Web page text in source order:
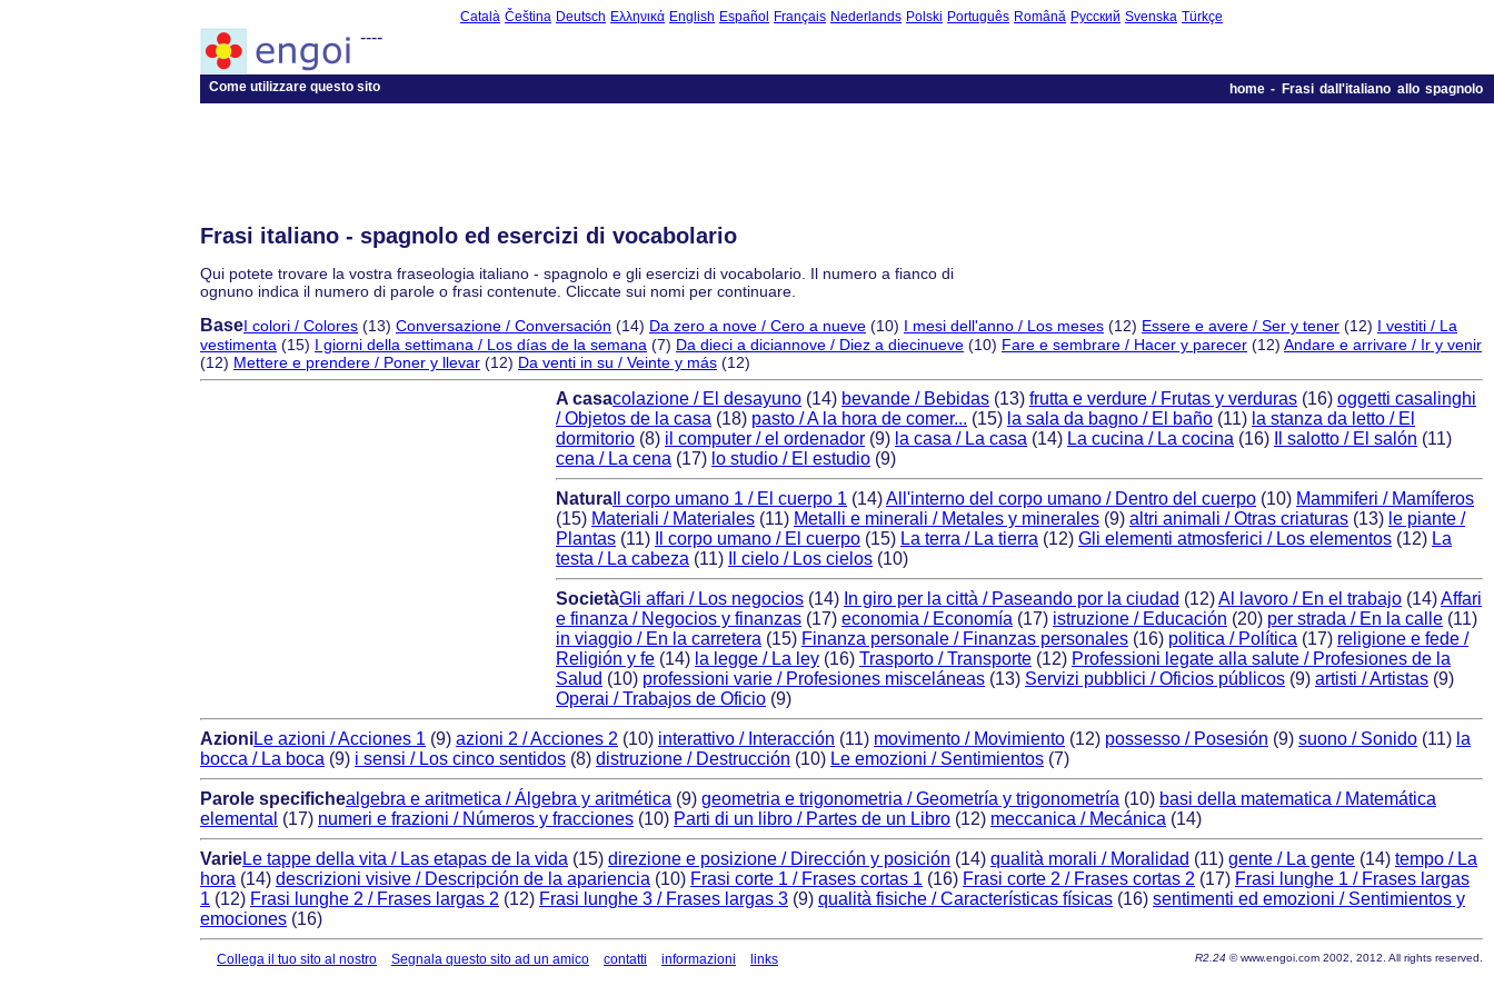
Català Čeština Deutsch Ελληνικά English Español Français Nederlands Polski Português Română Русский Svenska Türkçe
----
Come utilizzare questo sito home- Frasi dall'italiano allo spagnolo
Frasi italiano - spagnolo ed esercizi di vocabolario
Qui potete trovare la vostra fraseologia italiano - spagnolo e gli esercizi di vocabolario. Il numero a fianco di
ognuno indica il numero di parole o frasi contenute. Cliccate sui nomi per continuare.
BaseI colori / Colores (13) Conversazione / Conversación (14) Da zero a nove / Cero a nueve (10) I mesi dell'anno / Los meses (12) Essere e avere / Ser y tener (12) I vestiti / La
vestimenta (15) I giorni della settimana / Los días de la semana (7) Da dieci a diciannove / Diez a diecinueve (10) Fare e sembrare / Hacer y parecer (12) Andare e arrivare / Ir y venir
(12) Mettere e prendere / Poner y llevar (12) Da venti in su / Veinte y más (12)
A casacolazione / El desayuno (14) bevande / Bebidas (13) frutta e verdure / Frutas y verduras (16) oggetti casalinghi
/ Objetos de la casa (18) pasto / A la hora de comer... (15) la sala da bagno / El baño (11) la stanza da letto / El
dormitorio (8) il computer / el ordenador (9) la casa / La casa (14) La cucina / La cocina (16) Il salotto / El salón (11)
cena / La cena (17) lo studio / El estudio (9)
Natura Il corpo umano 1 / El cuerpo 1 (14)All'interno del corpo umano / Dentro del cuerpo (10) Mammiferi / Mamíferos
(15) Materiali / Materiales (11) Metalli e minerali / Metales y minerales (9) altri animali / Otras criaturas (13) le piante /
Plantas (11) Il corpo umano / El cuerpo (15) La terra / La tierra (12) Gli elementi atmosferici / Los elementos (12) La
testa / La cabeza (11) Il cielo / Los cielos (10)
SocietàGli affari / Los negocios (14) In giro per la città / Paseando por la ciudad (12)Al lavoro / En el trabajo (14)Affari
e finanza / Negocios y finanzas (17) economia / Economía (17) istruzione / Educación (20) per strada / En la calle (11)
in viaggio / En la carretera (15) Finanza personale / Finanzas personales (16) politica / Política (17) religione e fede /
Religión y fe (14) la legge / La ley (16) Trasporto / Transporte (12) Professioni legate alla salute / Profesiones de la
Salud (10) professioni varie / Profesiones misceláneas (13) Servizi pubblici / Oficios públicos (9) artisti / Artistas (9)
Operai / Trabajos de Oficio (9)
AzioniLe azioni / Acciones 1 (9) azioni 2 / Acciones 2 (10) interattivo / Interacción (11) movimento / Movimiento (12) possesso / Posesión (9) suono / Sonido (11) la
bocca / La boca (9) i sensi / Los cinco sentidos (8) distruzione / Destrucción (10) Le emozioni / Sentimientos (7)
Parole specifichealgebra e aritmetica / Álgebra y aritmética (9) geometria e trigonometria / Geometría y trigonometría (10) basi della matematica / Matemática
elemental (17) numeri e frazioni / Números y fracciones (10) Parti di un libro / Partes de un Libro (12) meccanica / Mecánica (14)
VarieLe tappe della vita / Las etapas de la vida (15) direzione e posizione / Dirección y posición (14) qualità morali / Moralidad (11) gente / La gente (14) tempo / La
hora (14) descrizioni visive / Descripción de la apariencia (10) Frasi corte 1 / Frases cortas 1 (16) Frasi corte 2 / Frases cortas 2 (17) Frasi lunghe 1 / Frases largas
1 (12) Frasi lunghe 2 / Frases largas 2 (12) Frasi lunghe 3 / Frases largas 3 (9) qualità fisiche / Características físicas (16) sentimenti ed emozioni / Sentimientos y
emociones (16)
Collega il tuo sito al nostro Segnala questo sito ad un amico contatti informazioni links R2.24 © www.engoi.com 2002, 2012. All rights reserved.